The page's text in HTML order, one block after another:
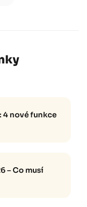
4 nové funkce
– Co musí